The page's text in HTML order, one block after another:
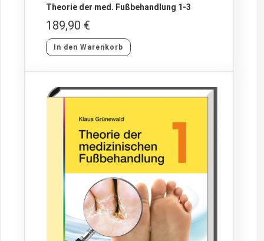
Theorie der med. Fußbehandlung 1-3
189,90 €
In den Warenkorb